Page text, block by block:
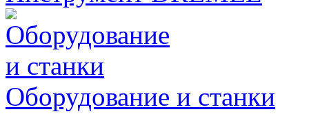
Оборудование и станки